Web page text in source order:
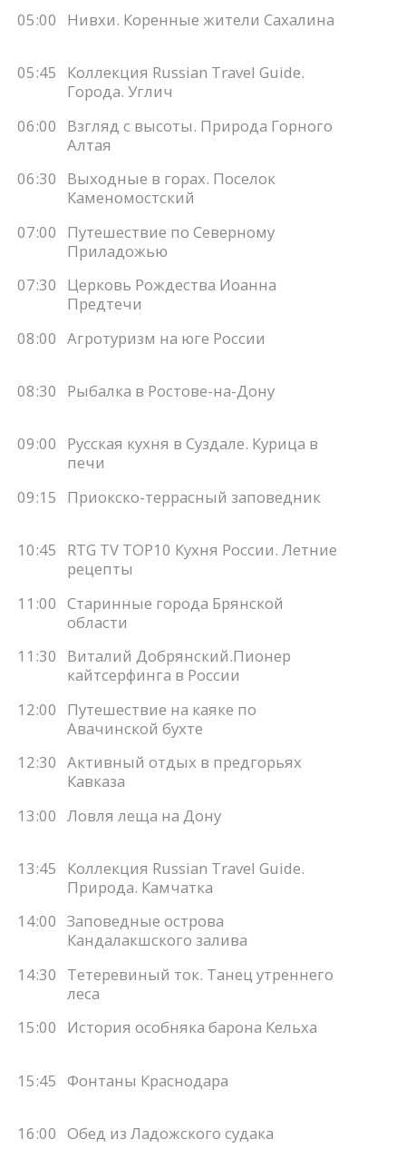
05:00
Нивхи. Коренные жители Сахалина
05:45
Коллекция Russian Travel Guide.
Города. Углич
06:00
Взгляд с высоты. Природа Горного
Алтая
06:30
Выходные в горах. Поселок
Каменомостский
07:00
Путешествие по Северному
Приладожью
07:30
Церковь Рождества Иоанна
Предтечи
08:00 Агротуризм на юге России
08:30 Рыбалка в Ростове-на-Дону
09:00
Русская кухня в Суздале. Курица в
печи
09:15
Приокско-террасный заповедник
10:45
RTG TV TOP10 Кухня России. Летние
рецепты
11:00 Старинные города Брянской
области
11:30
Виталий Добрянский.Пионер
кайтсерфинга в России
12:00
Путешествие на каяке по
Авачинской бухте
12:30 Активный отдых в предгорьях
Кавказа
13:00
Ловля леща на Дону
13:45
Коллекция Russian Travel Guide.
Природа. Камчатка
14:00 Заповедные острова
Кандалакшского залива
14:30
Тетеревиный ток. Танец утреннего
леса
15:00
История особняка барона Кельха
15:45 Фонтаны Краснодара
16:00 Обед из Ладожского судака